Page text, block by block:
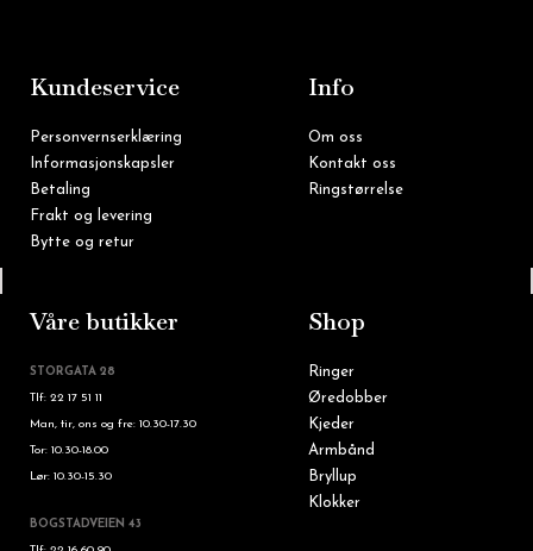
Kundeservice
Personvernserklæring
Informasjonskapsler
Betaling
Frakt og levering
Bytte og retur
Info
Om oss
Kontakt oss
Ringstørrelse
Våre butikker
STORGATA 28
Tlf: 22 17 51 11
Man, tir, ons og fre: 10.30-17.30
Tor: 10.30-18.00
Lør: 10.30-15.30
BOGSTADVEIEN 43
Shop
Ringer
Øredobber
Kjeder
Armbånd
Bryllup
Klokker